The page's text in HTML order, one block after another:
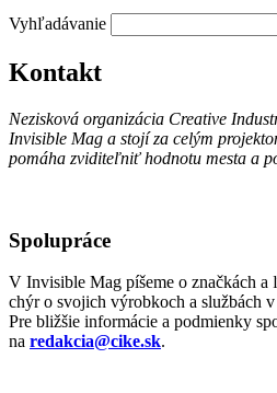
Vyhľadávanie
Kontakt
Nezisková organizácia Creative
Invisible Mag a stojí za celým
pomáha zviditeľniť hodnotu mesta a
Spolupráce
V Invisible Mag píšeme o značkách
chýr o svojich výrobkoch a službách
Pre bližšie informácie a podmienky
na redakcia@cike.sk.